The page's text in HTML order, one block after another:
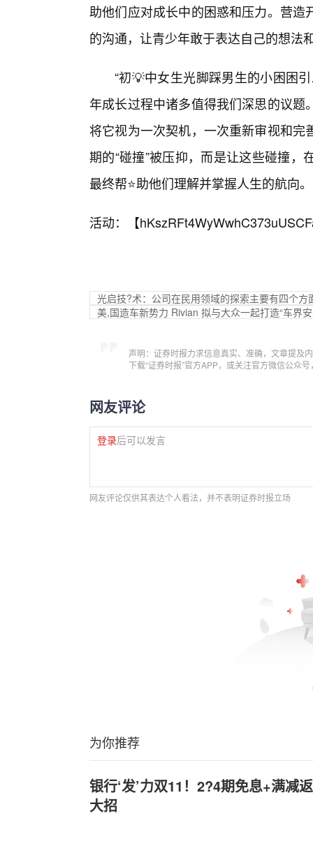
助他们应对成长中的困惑和压力。营
的沟通，让青少年敢于表达自己的想法
“初💡中女生光脚踩男生的小困困
年成长过程中诸多值得我们深思的议
将它视为一次契机，一次重新审视和
期的“碰撞”被压抑，而是让这些碰撞
最终帮⭐助他们理解并掌握人生的航向。
活动：【
光启技?术：公司在民用领域的探索主要有四个方
美,国造车新势力 Rivian 拟与大众一起打造“车界
声明：证券时报力求信息真实、准确，文章提及
下载“证券时报”官方APP，或关注官方微信公众
网友评论
登录后可以发言
网友评论仅供其表达个人看法，并不表明证券时报立场
为你推荐
银行‘发’力双11！2?4期免息+满减
大招